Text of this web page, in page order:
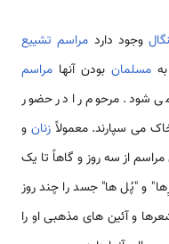
وجود دارد مراسم تشییع
مسلمانبودن آنها مراسم
شود. مرحوم را در حضور
می سپارند. معمولاًزنان و
از سه روز و گاهاً تا یک
و "پُل ها" جسد را چند روز
و آئین های مذهبی او را